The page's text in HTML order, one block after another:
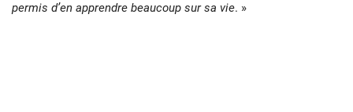
permis d’en apprendre beaucoup sur sa vie. »